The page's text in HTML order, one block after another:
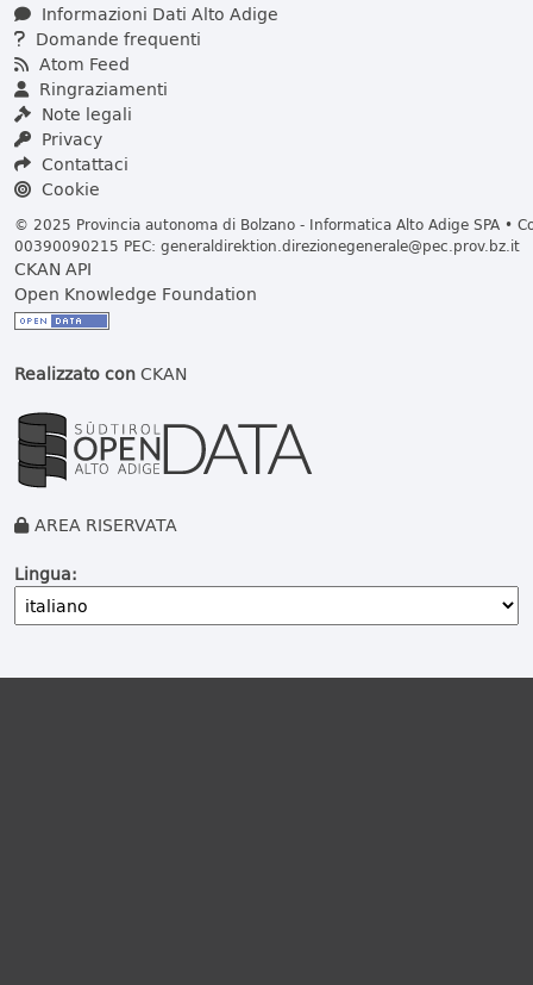
Informazioni Dati Alto Adige
Domande frequenti
Atom Feed
Ringraziamenti
Note legali
Privacy
Contattaci
Cookie
© 2025 Provincia autonoma di Bolzano - Informatica Alto Adige SPA •
00390090215 PEC: generaldirektion.direzionegenerale@pec.prov.bz.it
CKAN API
Open Knowledge Foundation
Realizzato conCKAN
AREA RISERVATA
Lingua